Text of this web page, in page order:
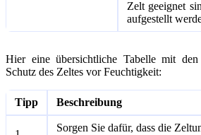
Zelt geeignet
aufgestellt
Hier eine übersichtliche Tabelle mit
Schutz des Zeltes vor Feuchtigkeit:
Tipp Beschreibung
Sorgen Sie dafür, dass die